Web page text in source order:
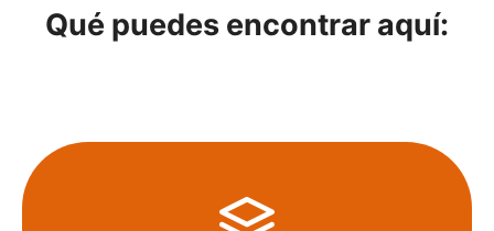
Qué puedes encontrar aquí: